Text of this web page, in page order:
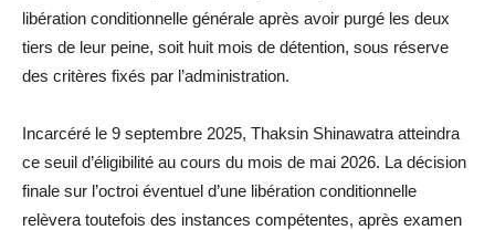
libération conditionnelle générale après avoir purgé les deux
tiers de leur peine, soit huit mois de détention, sous réserve
des critères fixés par l’administration.
Incarcéré le 9 septembre 2025, Thaksin Shinawatra atteindra
ce seuil d’éligibilité au cours du mois de mai 2026. La décision
finale sur l’octroi éventuel d’une libération conditionnelle
relèvera toutefois des instances compétentes, après examen